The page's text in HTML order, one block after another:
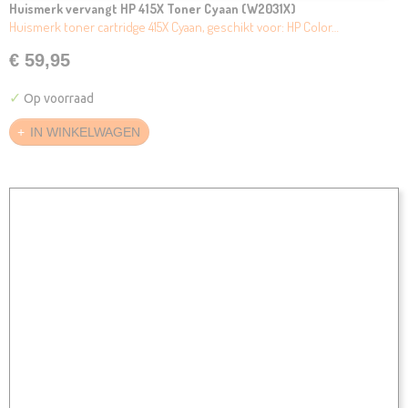
Huismerk vervangt HP 415X Toner Cyaan (W2031X)
Huismerk toner cartridge 415X Cyaan, geschikt voor: HP Color…
€ 59,95
✓ Op voorraad
IN WINKELWAGEN